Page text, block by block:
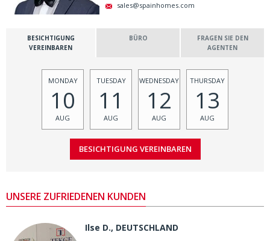
sales@spainhomes.com
BESICHTIGUNG
VEREINBAREN
BÜRO
FRAGEN SIE DEN
AGENTEN
MONDAY
10
AUG
TUESDAY
11
AUG
WEDNESDAY
12
AUG
THURSDAY
13
AUG
UNSERE ZUFRIEDENEN KUNDEN
Ilse D., DEUTSCHLAND